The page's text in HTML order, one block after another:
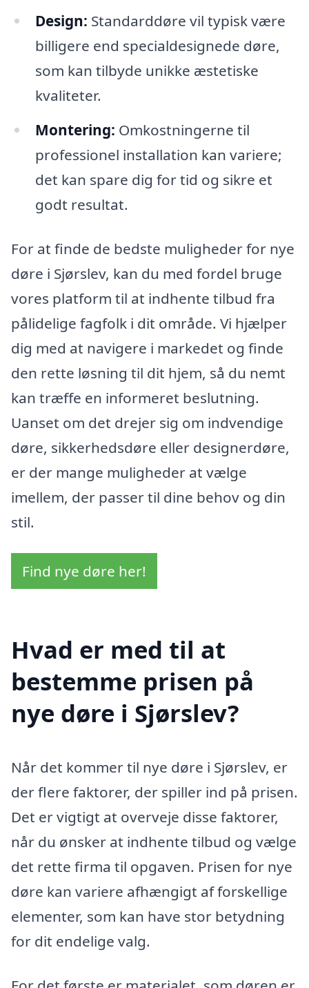
Design: Standarddøre vil typisk være
billigere end specialdesignede døre,
som kan tilbyde unikke æstetiske
kvaliteter.
Montering: Omkostningerne til
professionel installation kan variere;
det kan spare dig for tid og sikre et
godt resultat.
For at finde de bedste muligheder for nye
døre i Sjørslev, kan du med fordel bruge
vores platform til at indhente tilbud fra
pålidelige fagfolk i dit område. Vi hjælper
dig med at navigere i markedet og finde
den rette løsning til dit hjem, så du nemt
kan træffe en informeret beslutning.
Uanset om det drejer sig om indvendige
døre, sikkerhedsdøre eller designerdøre,
er der mange muligheder at vælge
imellem, der passer til dine behov og din
stil.
Find nye døre her!
Hvad er med til at
bestemme prisen på
nye døre i Sjørslev?
Når det kommer til nye døre i Sjørslev, er
der flere faktorer, der spiller ind på prisen.
Det er vigtigt at overveje disse faktorer,
når du ønsker at indhente tilbud og vælge
det rette firma til opgaven. Prisen for nye
døre kan variere afhængigt af forskellige
elementer, som kan have stor betydning
for dit endelige valg.